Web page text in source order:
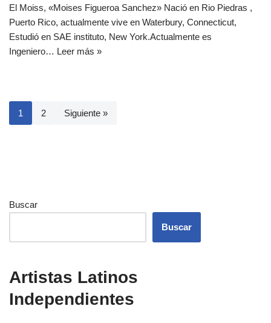
El Moiss, «Moises Figueroa Sanchez» Nació en Rio Piedras ,
Puerto Rico, actualmente vive en Waterbury, Connecticut,
Estudió en SAE instituto, New York.Actualmente es
Ingeniero… Leer más »
1 2 Siguiente »
Buscar
Buscar
Artistas Latinos
Independientes